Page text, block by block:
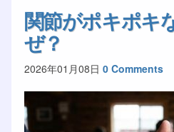
関節がポキポキ
ぜ？
2026年01月08日 0 Comments